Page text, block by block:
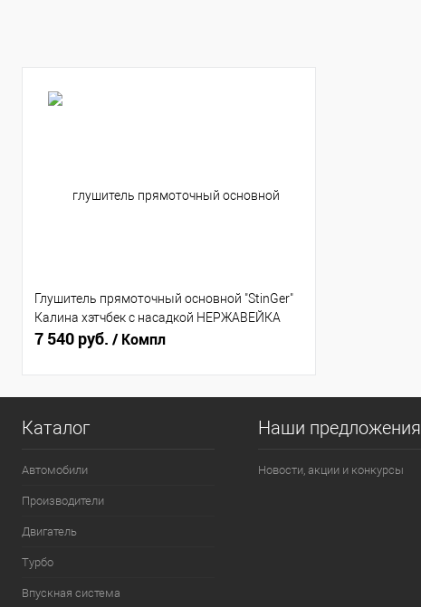
Глушитель прямоточный основной "StinGer"
Калина хэтчбек с насадкой НЕРЖАВЕЙКА
7 540 руб. / Компл
Каталог
Автомобили
Производители
Двигатель
Турбо
Впускная система
Наши предложения
Новости, акции и конкурсы